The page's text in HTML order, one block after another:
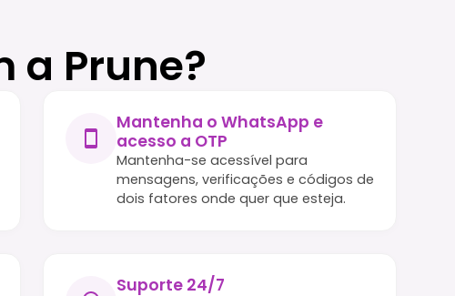
a Prune?
Mantenha o WhatsApp e
acesso a OTP
Mantenha-se acessível para
mensagens, verificações e códigos de
dois fatores onde quer que esteja.
Suporte 24/7